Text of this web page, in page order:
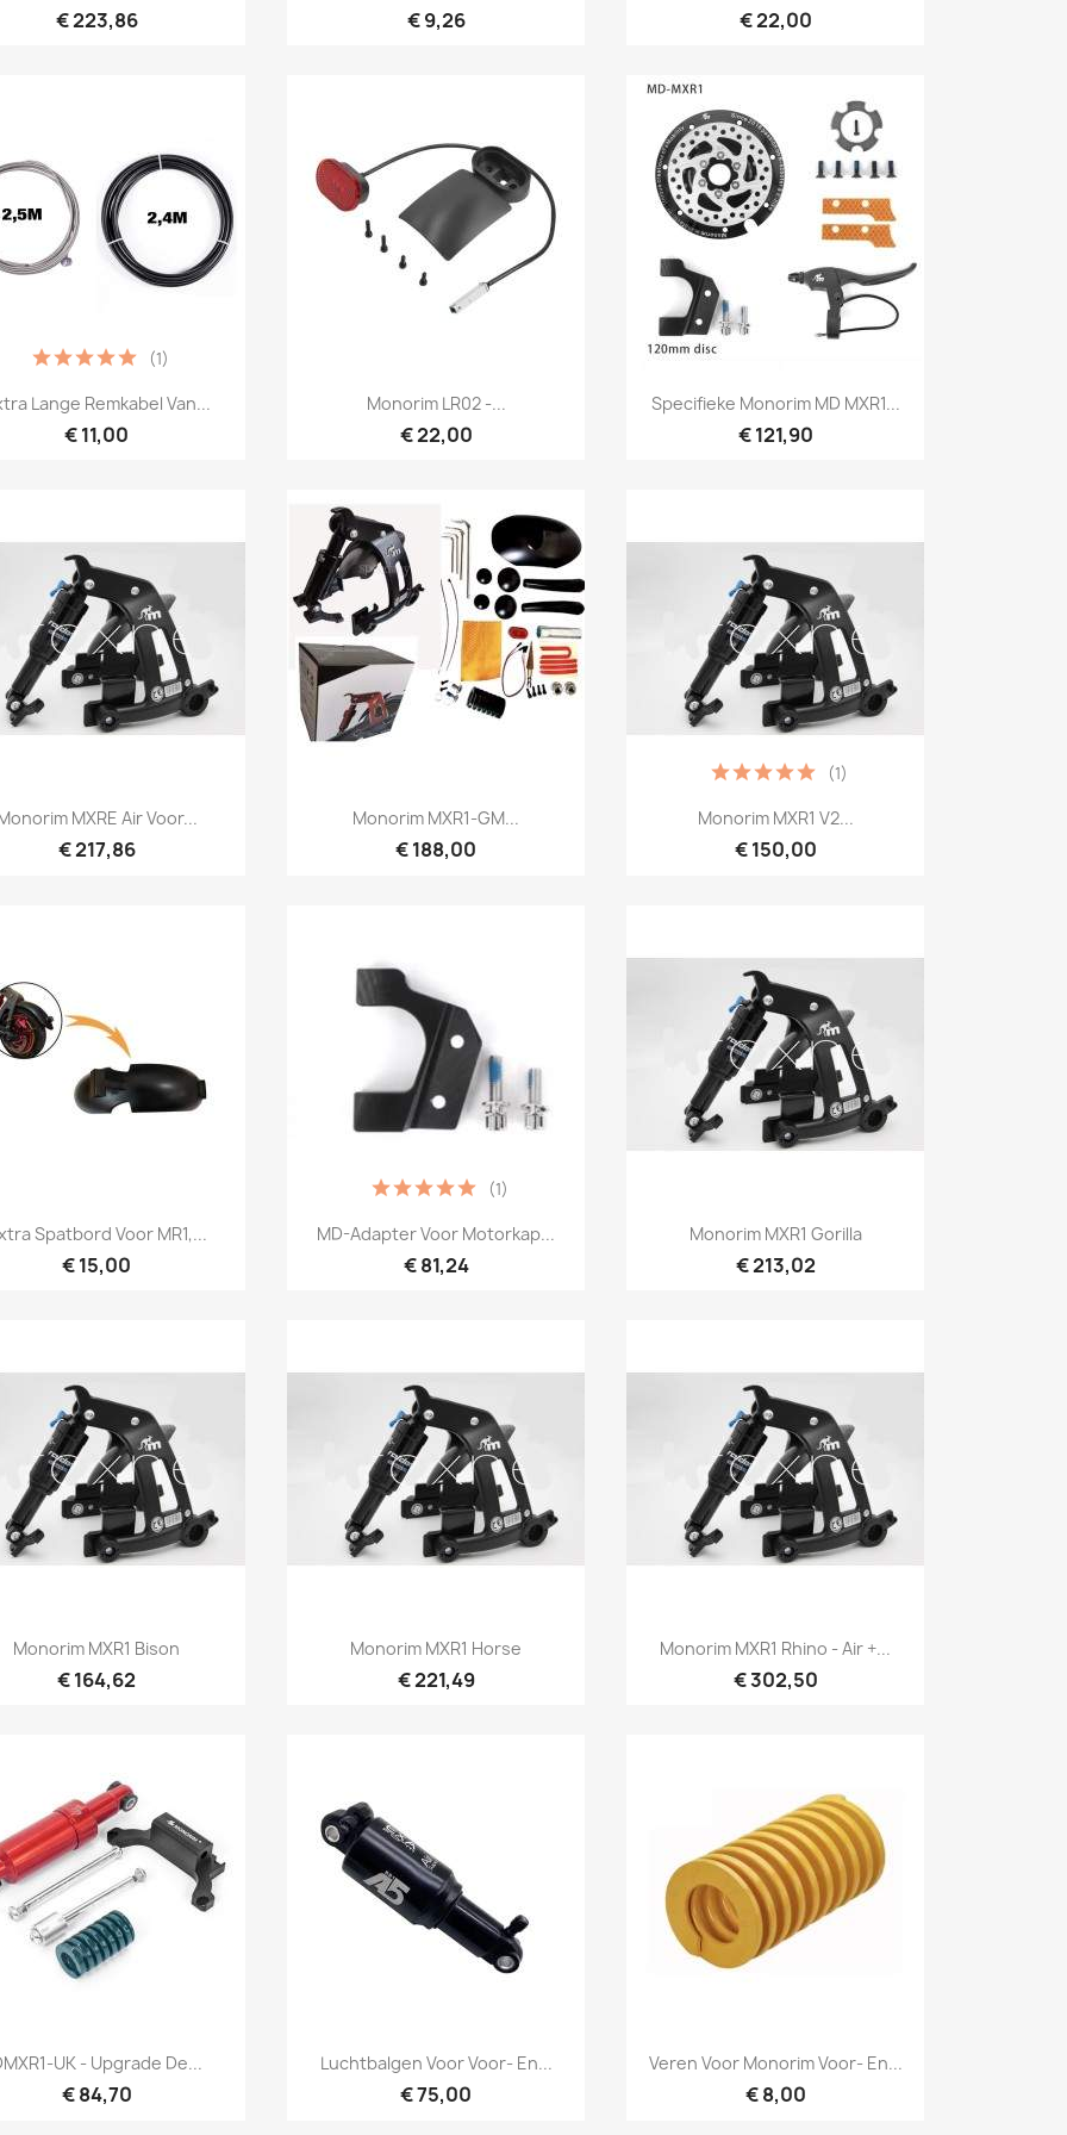
€ 223,86 € 9,26 € 22,00
Snel bekijken
Lange Remkabel Van...
€ 11,00
(1)
Snel bekijken
Monorim LR02 -...
€ 22,00
Snel bekijken
Specifieke Monorim MD MXR1...
€ 121,90
Snel bekijken
MXRE Air Voor...
€ 217,86
Snel bekijken
Monorim MXR1-GM...
€ 188,00
Snel bekijken
Monorim MXR1 V2...
€ 150,00
(1)
Snel bekijken
Spatbord Voor MR1,...
€ 15,00
Snel bekijken
MD-Adapter Voor Motorkap...
€ 81,24
(1)
Snel bekijken
Monorim MXR1 Gorilla
€ 213,02
Snel bekijken
Monorim MXR1 Bison
€ 164,62
Snel bekijken
Monorim MXR1 Horse
€ 221,49
Snel bekijken
Monorim MXR1 Rhino - Air +...
€ 302,50
Snel bekijken
UK - Upgrade De...
€ 84,70
Snel bekijken
Luchtbalgen Voor Voor- En...
€ 75,00
Snel bekijken
Veren Voor Monorim Voor- En...
€ 8,00